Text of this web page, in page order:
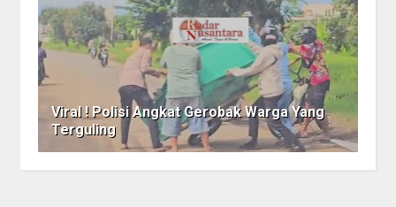
Viral ! Polisi Angkat Gerobak Warga Yang
Terguling